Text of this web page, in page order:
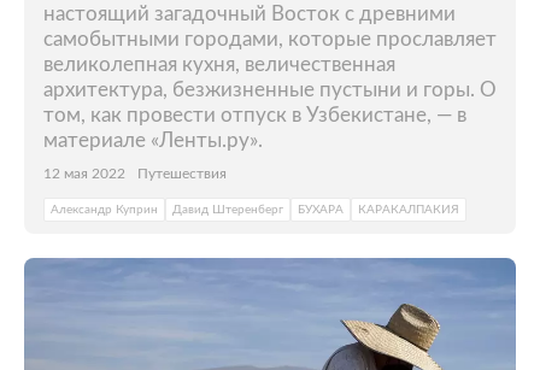
настоящий загадочный Восток с древними
самобытными городами, которые прославляет
великолепная кухня, величественная
архитектура, безжизненные пустыни и горы. О
том, как провести отпуск в Узбекистане, — в
материале «Ленты.ру».
12 мая 2022 Путешествия
Александр Куприн Давид Штеренберг БУХАРА КАРАКАЛПАКИЯ